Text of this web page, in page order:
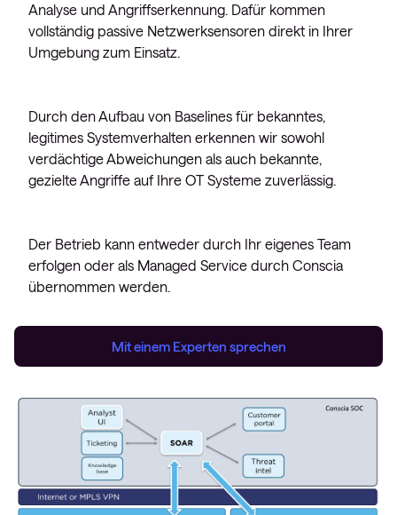
Analyse und Angriffserkennung. Dafür kommen
vollständig passive Netzwerksensoren direkt in Ihrer
Umgebung zum Einsatz.
Durch den Aufbau von Baselines für bekanntes,
legitimes Systemverhalten erkennen wir sowohl
verdächtige Abweichungen als auch bekannte,
gezielte Angriffe auf Ihre OT Systeme zuverlässig.
Der Betrieb kann entweder durch Ihr eigenes Team
erfolgen oder als Managed Service durch Conscia
übernommen werden.
Mit einem Experten sprechen